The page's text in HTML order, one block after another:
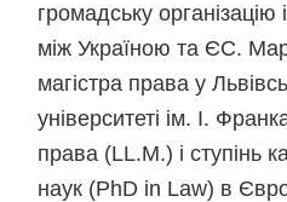
громадську організацію
між Україною та ЄС.
магістра права у
університеті ім. І.
права (LL.M.) і ступінь
наук (PhD in Law) в